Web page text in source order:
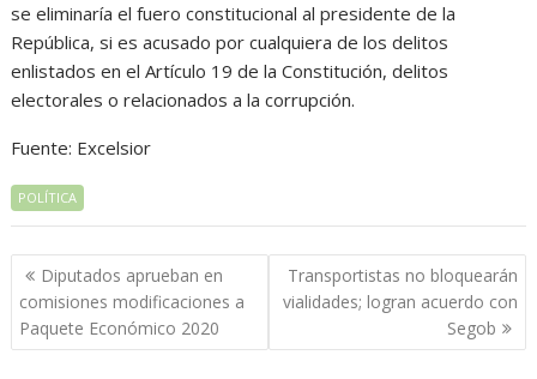
se eliminaría el fuero constitucional al presidente de la
República, si es acusado por cualquiera de los delitos
enlistados en el Artículo 19 de la Constitución, delitos
electorales o relacionados a la corrupción.
Fuente: Excelsior
POLÍTICA
Navegación
de
entradas
Diputados aprueban en
comisiones modificaciones a
Paquete Económico 2020
Transportistas no bloquearán
vialidades; logran acuerdo con
Segob